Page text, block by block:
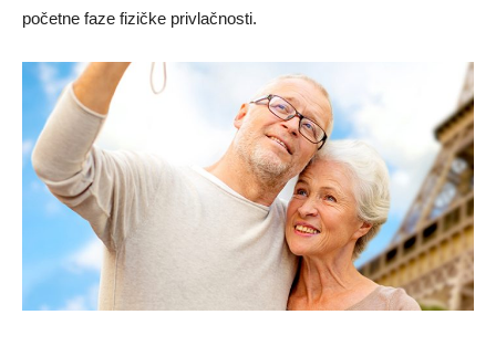
početne faze fizičke privlačnosti.